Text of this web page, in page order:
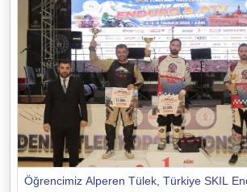
Öğrencimiz Alperen Tülek, Türkiye SKIL